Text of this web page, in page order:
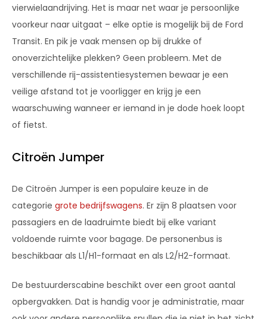
vierwielaandrijving. Het is maar net waar je persoonlijke
voorkeur naar uitgaat – elke optie is mogelijk bij de Ford
Transit. En pik je vaak mensen op bij drukke of
onoverzichtelijke plekken? Geen probleem. Met de
verschillende rij-assistentiesystemen bewaar je een
veilige afstand tot je voorligger en krijg je een
waarschuwing wanneer er iemand in je dode hoek loopt
of fietst.
Citroën Jumper
De Citroën Jumper is een populaire keuze in de
categorie grote bedrijfswagens. Er zijn 8 plaatsen voor
passagiers en de laadruimte biedt bij elke variant
voldoende ruimte voor bagage. De personenbus is
beschikbaar als L1/H1-formaat en als L2/H2-formaat.
De bestuurderscabine beschikt over een groot aantal
opbergvakken. Dat is handig voor je administratie, maar